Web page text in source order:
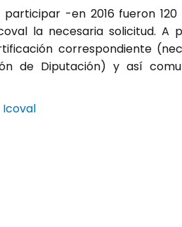
-en 2016 fueron
la necesaria solicitud. A
correspondiente
de Diputación) y así